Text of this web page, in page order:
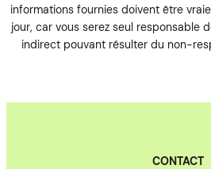
informations fournies doivent être
jour, car vous serez seul responsable
indirect pouvant résulter du non-
CONTACT